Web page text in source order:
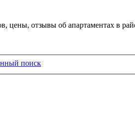
цены, отзывы об апартаментах в
поиск